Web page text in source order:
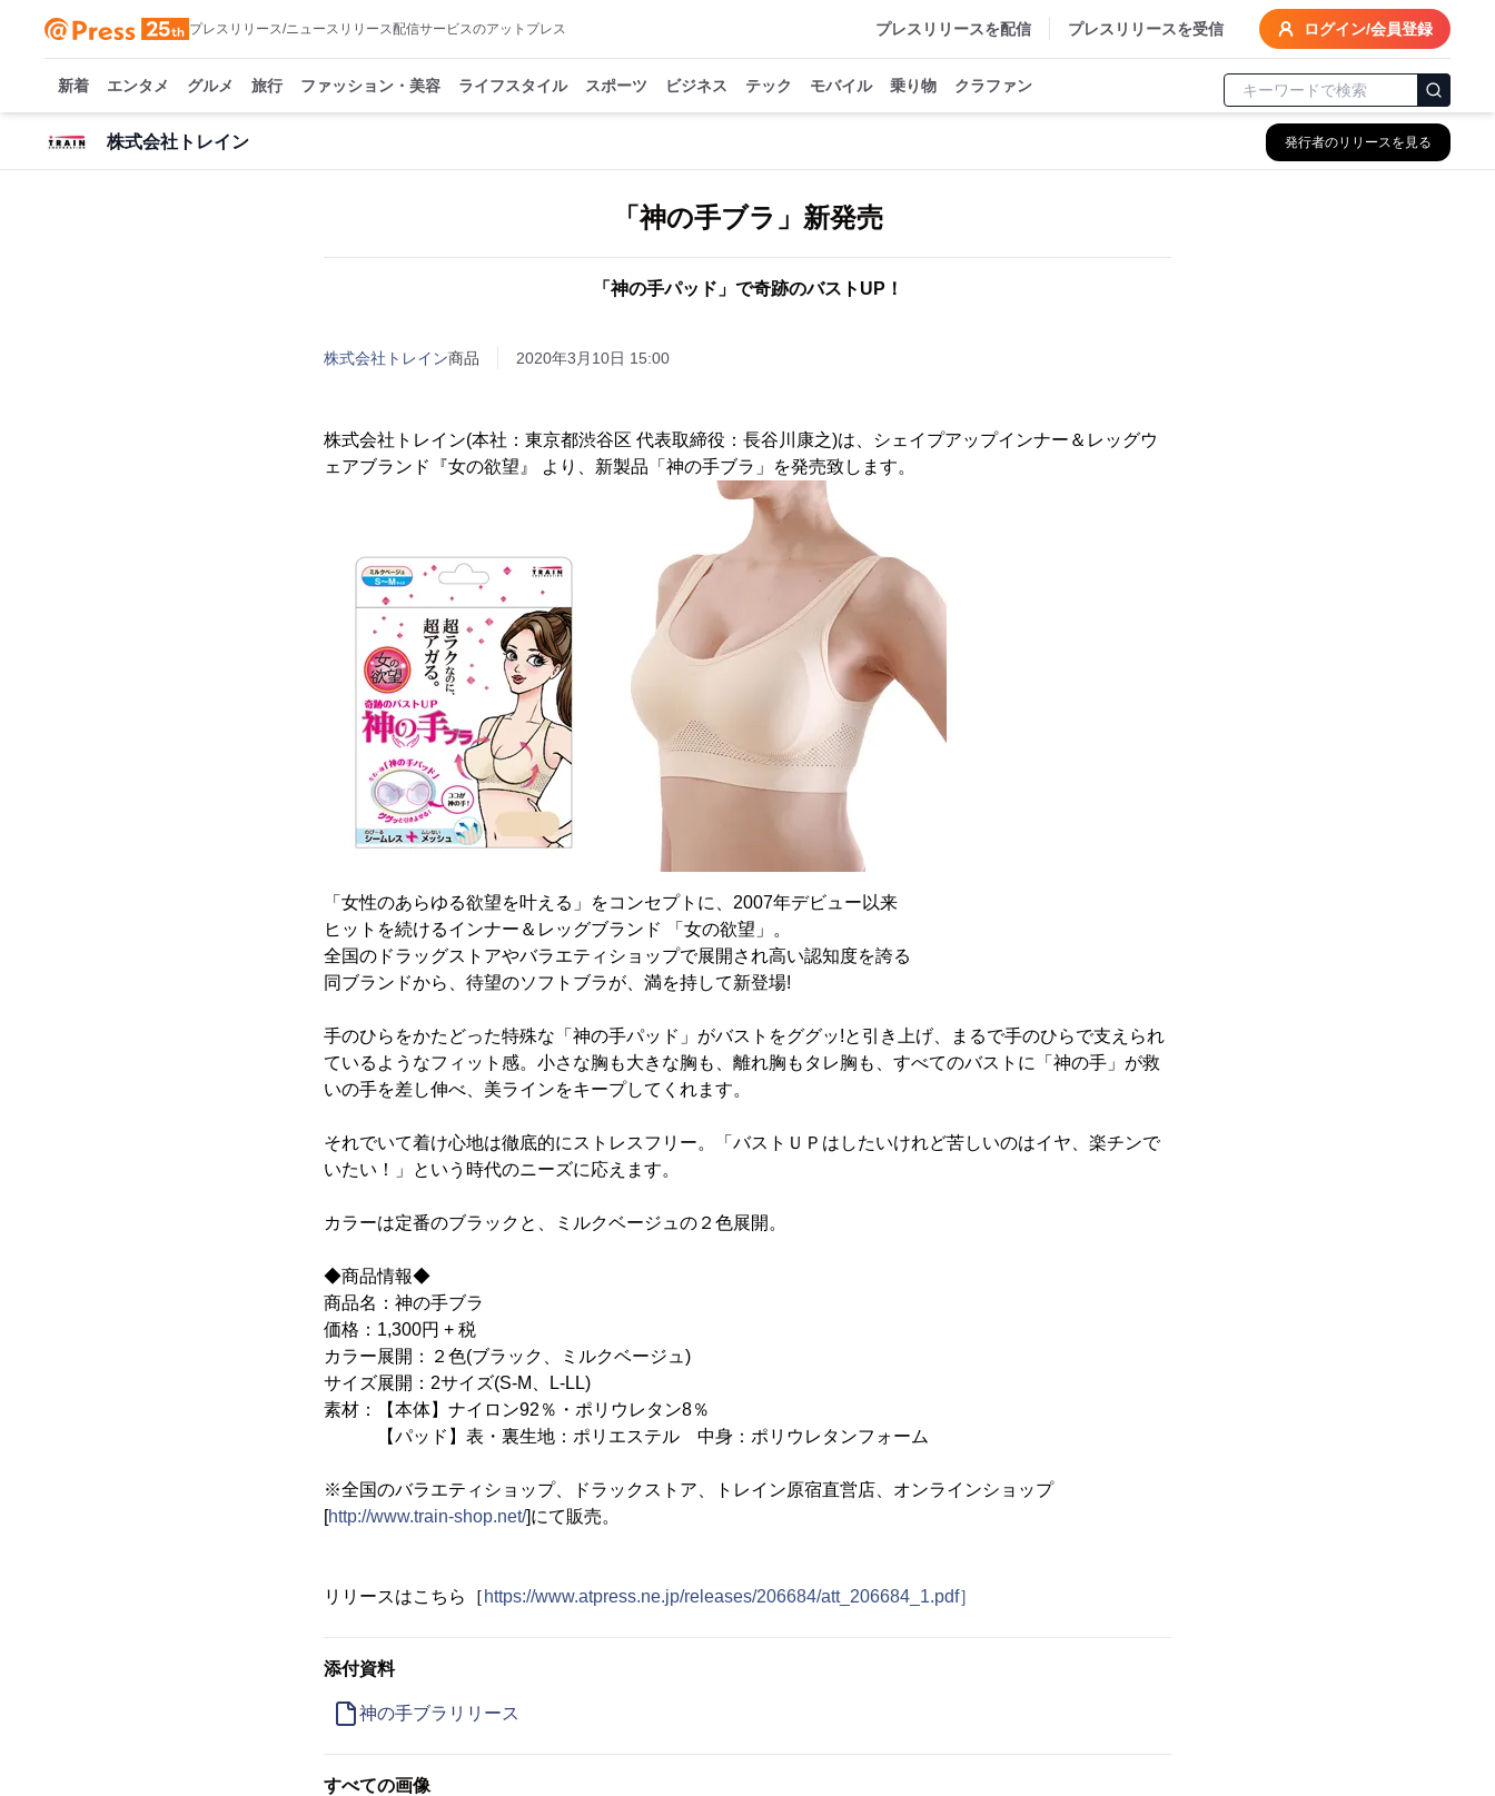
プレスリリース/ニュースリリース配信サービスのアットプレス プレスリリースを配信 プレスリリースを受信 ログイン/会員登録
新着 エンタメ グルメ 旅行 ファッション・美容 ライフスタイル スポーツ ビジネス テック モバイル 乗り物 クラファン
株式会社トレイン 発行者のリリースを見る
「神の手ブラ」新発売
「神の手パッド」で奇跡のバストUP！
株式会社トレイン商品 2020年3月10日 15:00
株式会社トレイン(本社：東京都渋谷区 代表取締役：長谷川康之)は、シェイプアップインナー＆レッグウ
ェアブランド『女の欲望』 より、新製品「神の手ブラ」を発売致します。
「女性のあらゆる欲望を叶える」をコンセプトに、2007年デビュー以来
ヒットを続けるインナー＆レッグブランド 「女の欲望」。
全国のドラッグストアやバラエティショップで展開され高い認知度を誇る
同ブランドから、待望のソフトブラが、満を持して新登場!
手のひらをかたどった特殊な「神の手パッド」がバストをググッ!と引き上げ、まるで手のひらで支えられ
ているようなフィット感。小さな胸も大きな胸も、離れ胸もタレ胸も、すべてのバストに「神の手」が救
いの手を差し伸べ、美ラインをキープしてくれます。
それでいて着け心地は徹底的にストレスフリー。「バストＵＰはしたいけれど苦しいのはイヤ、楽チンで
いたい！」という時代のニーズに応えます。
カラーは定番のブラックと、ミルクベージュの２色展開。
◆商品情報◆
商品名：神の手ブラ
価格：1,300円 + 税
カラー展開：２色(ブラック、ミルクベージュ)
サイズ展開：2サイズ(S-M、L-LL)
素材：【本体】ナイロン92％・ポリウレタン8％
【パッド】表・裏生地：ポリエステル 中身：ポリウレタンフォーム
※全国のバラエティショップ、ドラックストア、トレイン原宿直営店、オンラインショップ
[http://www.train-shop.net/]にて販売。
リリースはこちら［ https://www.atpress.ne.jp/releases/206684/att_206684_1.pdf］
添付資料
神の手ブラリリース
すべての画像